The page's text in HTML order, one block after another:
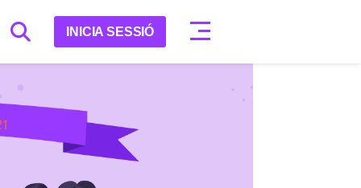
INICIA SESSIÓ